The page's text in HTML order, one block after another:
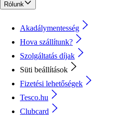
Rólunk
Akadálymentesség
Hova szállítunk?
Szolgáltatás díjak
Süti beállítások
Fizetési lehetőségek
Tesco.hu
Clubcard